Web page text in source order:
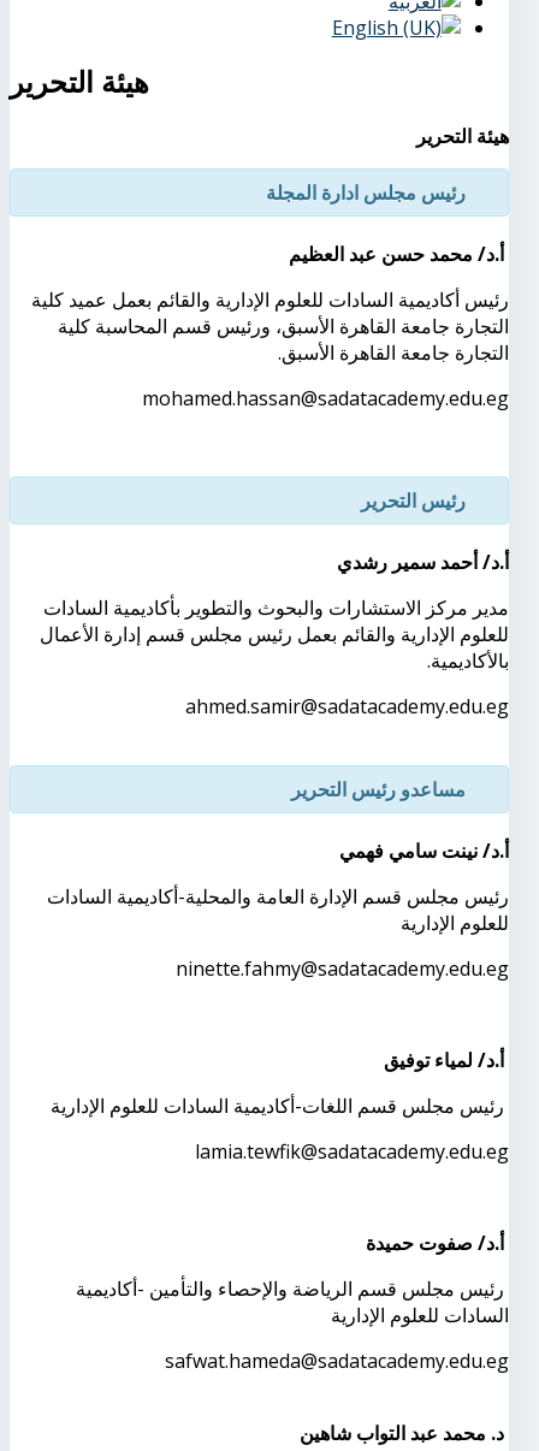
هيئة التحرير
هيئة التحرير
رئيس مجلس ادارة المجلة
أ.د/ محمد حسن عبد العظيم
رئيس أكاديمية السادات للعلوم الإدارية والقائم بعمل عميد كلية
التجارة جامعة القاهرة الأسبق، ورئيس قسم المحاسبة كلية
التجارة جامعة القاهرة الأسبق.
mohamed.hassan@sadatacademy.edu.eg
رئيس التحرير
أ.د/ أحمد سمير رشدي
مدير مركز الاستشارات والبحوث والتطوير بأكاديمية السادات
للعلوم الإدارية والقائم بعمل رئيس مجلس قسم إدارة الأعمال
بالأكاديمية.
ahmed.samir@sadatacademy.edu.eg
مساعدو رئيس التحرير
أ.د/ نينت سامي فهمي
رئيس مجلس قسم الإدارة العامة والمحلية-أكاديمية السادات
للعلوم الإدارية
ninette.fahmy@sadatacademy.edu.eg
أ.د/ لمياء توفيق
رئيس مجلس قسم اللغات-أكاديمية السادات للعلوم الإدارية
lamia.tewfik@sadatacademy.edu.eg
أ.د/ صفوت حميدة
رئيس مجلس قسم الرياضة والإحصاء والتأمين -أكاديمية
السادات للعلوم الإدارية
safwat.hameda@sadatacademy.edu.eg
د. محمد عبد التواب شاهين